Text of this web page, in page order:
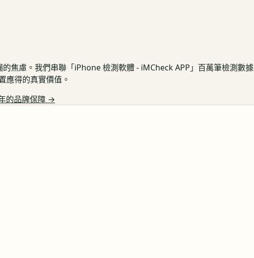
焦慮。我們串聯「iPhone 檢測軟體 - iMCheck APP」百萬筆檢測數
應得的真實價值。
的品牌保障 →